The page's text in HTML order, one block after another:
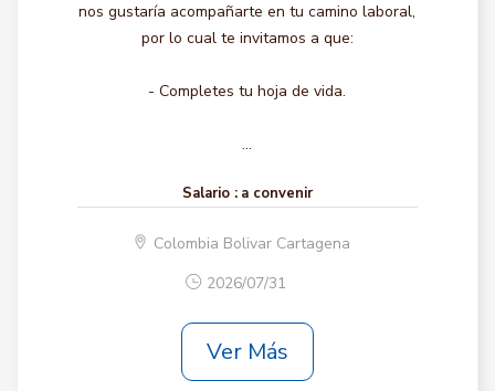
nos gustaría acompañarte en tu camino laboral,
por lo cual te invitamos a que:
- Completes tu hoja de vida.
...
Salario : a convenir
Colombia Bolivar Cartagena
2026/07/31
Ver Más